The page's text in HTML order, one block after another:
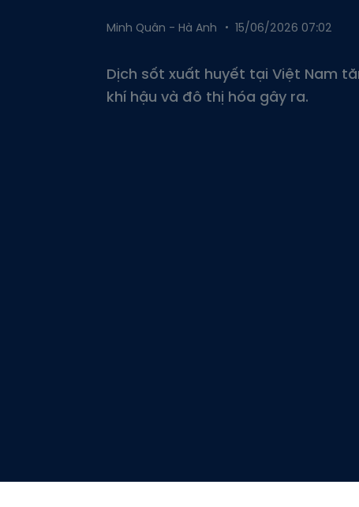
Minh Quân - Hà Anh 15/06/2026 07:02
Dịch sốt xuất huyết tại Việt Nam
khí hậu và đô thị hóa gây ra.